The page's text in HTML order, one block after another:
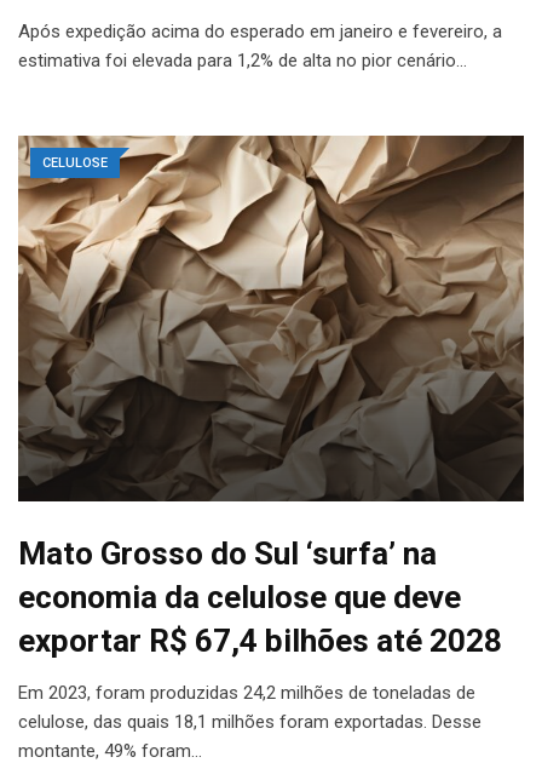
Após expedição acima do esperado em janeiro e fevereiro, a
estimativa foi elevada para 1,2% de alta no pior cenário…
CELULOSE
Mato Grosso do Sul ‘surfa’ na
economia da celulose que deve
exportar R$ 67,4 bilhões até 2028
Em 2023, foram produzidas 24,2 milhões de toneladas de
celulose, das quais 18,1 milhões foram exportadas. Desse
montante, 49% foram…